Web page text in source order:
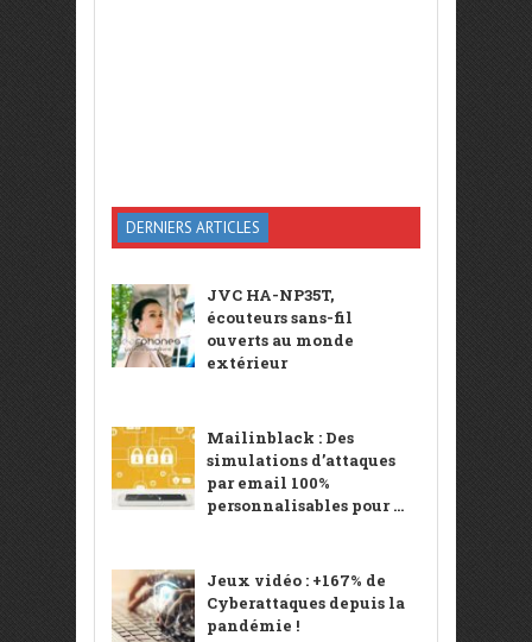
DERNIERS ARTICLES
JVC HA-NP35T,
écouteurs sans-fil
ouverts au monde
extérieur
Mailinblack : Des
simulations d’attaques
par email 100%
personnalisables pour ...
Jeux vidéo : +167% de
Cyberattaques depuis la
pandémie !